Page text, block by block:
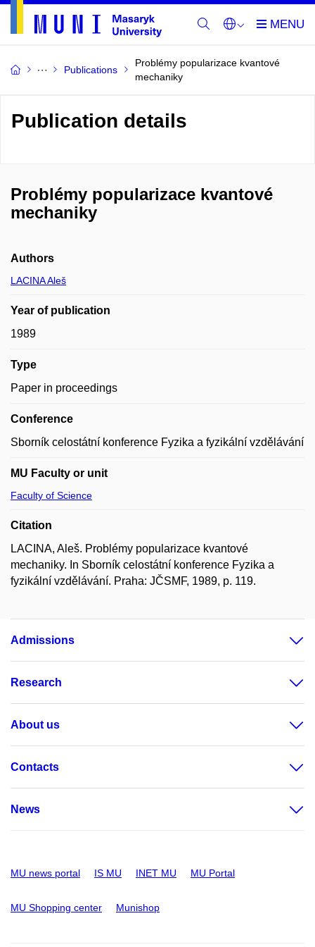
Publications
Problémy popularizace kvantové
mechaniky
Publication details
Problémy popularizace kvantové
mechaniky
Authors
LACINA Aleš
Year of publication
1989
Type
Paper in proceedings
Conference
Sborník celostátní konference Fyzika a fyzikální vzdělávání
MU Faculty or unit
Faculty of Science
Citation
LACINA, Aleš. Problémy popularizace kvantové
mechaniky. In Sborník celostátní konference Fyzika a
fyzikální vzdělávání. Praha: JČSMF, 1989, p. 119.
Admissions
Research
About us
Contacts
News
MU news portal IS MU INET MU MU Portal
MU Shopping center Munishop